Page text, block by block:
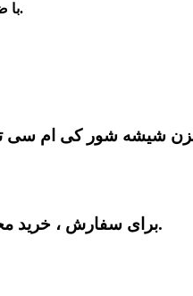
با ضمانت و کیفیت عالی با آقای کی ام سی در تهران تماس بگیرید.
برای سفارش ، خرید مخزن شیشه شور کی ام سی تی 8 با بهترین قیمت در بازار و کیفیت عالی با آقای کی ام سی در تهران تماس بگیرید.